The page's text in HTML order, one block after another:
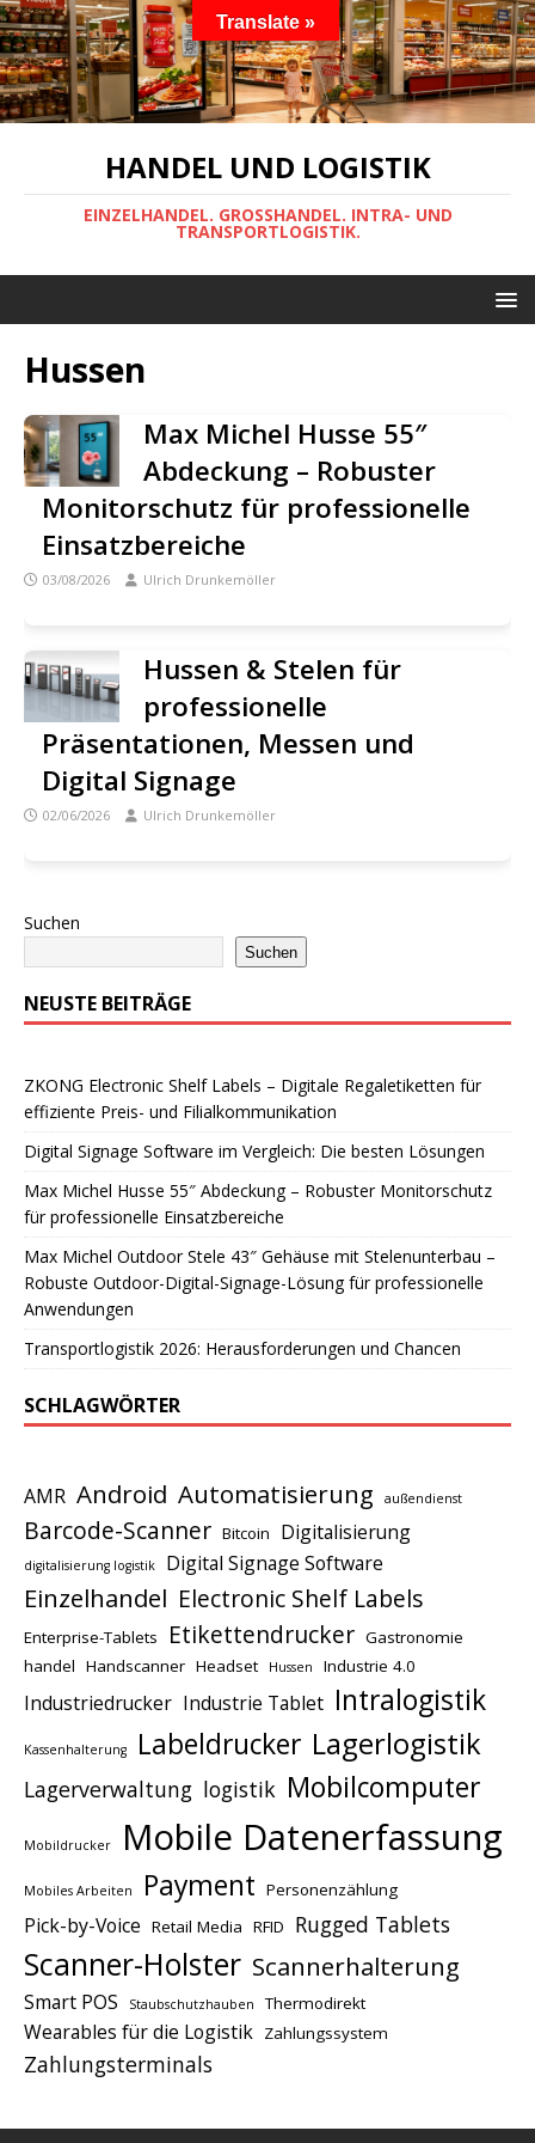
HANDEL UND LOGISTIK
EINZELHANDEL. GROSSHANDEL. INTRA- UND
TRANSPORTLOGISTIK.
Hussen
Max Michel Husse 55″
Abdeckung – Robuster
Monitorschutz für professionelle
Einsatzbereiche
03/08/2026 Ulrich Drunkemöller
Hussen & Stelen für
professionelle
Präsentationen, Messen und
Digital Signage
02/06/2026 Ulrich Drunkemöller
Suchen
Suchen
NEUSTE BEITRÄGE
ZKONG Electronic Shelf Labels – Digitale Regaletiketten für
effiziente Preis- und Filialkommunikation
Digital Signage Software im Vergleich: Die besten Lösungen
Max Michel Husse 55″ Abdeckung – Robuster Monitorschutz
für professionelle Einsatzbereiche
Max Michel Outdoor Stele 43″ Gehäuse mit Stelenunterbau –
Robuste Outdoor-Digital-Signage-Lösung für professionelle
Anwendungen
Transportlogistik 2026: Herausforderungen und Chancen
SCHLAGWÖRTER
AMR Android Automatisierung außendienst
Barcode-Scanner Bitcoin Digitalisierung
digitalisierung logistik Digital Signage Software
Einzelhandel Electronic Shelf Labels
Enterprise-Tablets Etikettendrucker Gastronomie
handel Handscanner Headset Hussen Industrie 4.0
Industriedrucker Industrie Tablet Intralogistik
Kassenhalterung Labeldrucker Lagerlogistik
Lagerverwaltung logistik Mobilcomputer
Mobildrucker Mobile Datenerfassung
Mobiles Arbeiten Payment Personenzählung
Pick-by-Voice Retail Media RFID Rugged Tablets
Scanner-Holster Scannerhalterung
Smart POS Staubschutzhauben Thermodirekt
Wearables für die Logistik Zahlungssystem
Zahlungsterminals
Translate »